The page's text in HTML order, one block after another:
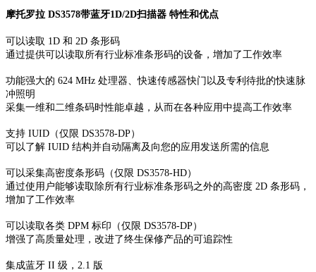
摩托罗拉 DS3578带蓝牙1D/2D扫描器 特性和优点
可以读取 1D 和 2D 条形码
通过提供可以读取所有行业标准条形码的设备，增加了工作效率
功能强大的 624 MHz 处理器、快速传感器快门以及专利待批的快速脉
冲照明
采集一维和二维条码时性能卓越，从而在各种应用中提高工作效率
支持 IUID（仅限 DS3578-DP）
可以了解 IUID 结构并自动隔离及向您的应用发送所需的信息
可以采集高密度条形码（仅限 DS3578-HD）
通过使用户能够读取除所有行业标准条形码之外的高密度 2D 条形码，
增加了工作效率
可以读取各类 DPM 标印（仅限 DS3578-DP）
增强了高质量处理，改进了终生保修产品的可追踪性
集成蓝牙 II 级，2.1 版